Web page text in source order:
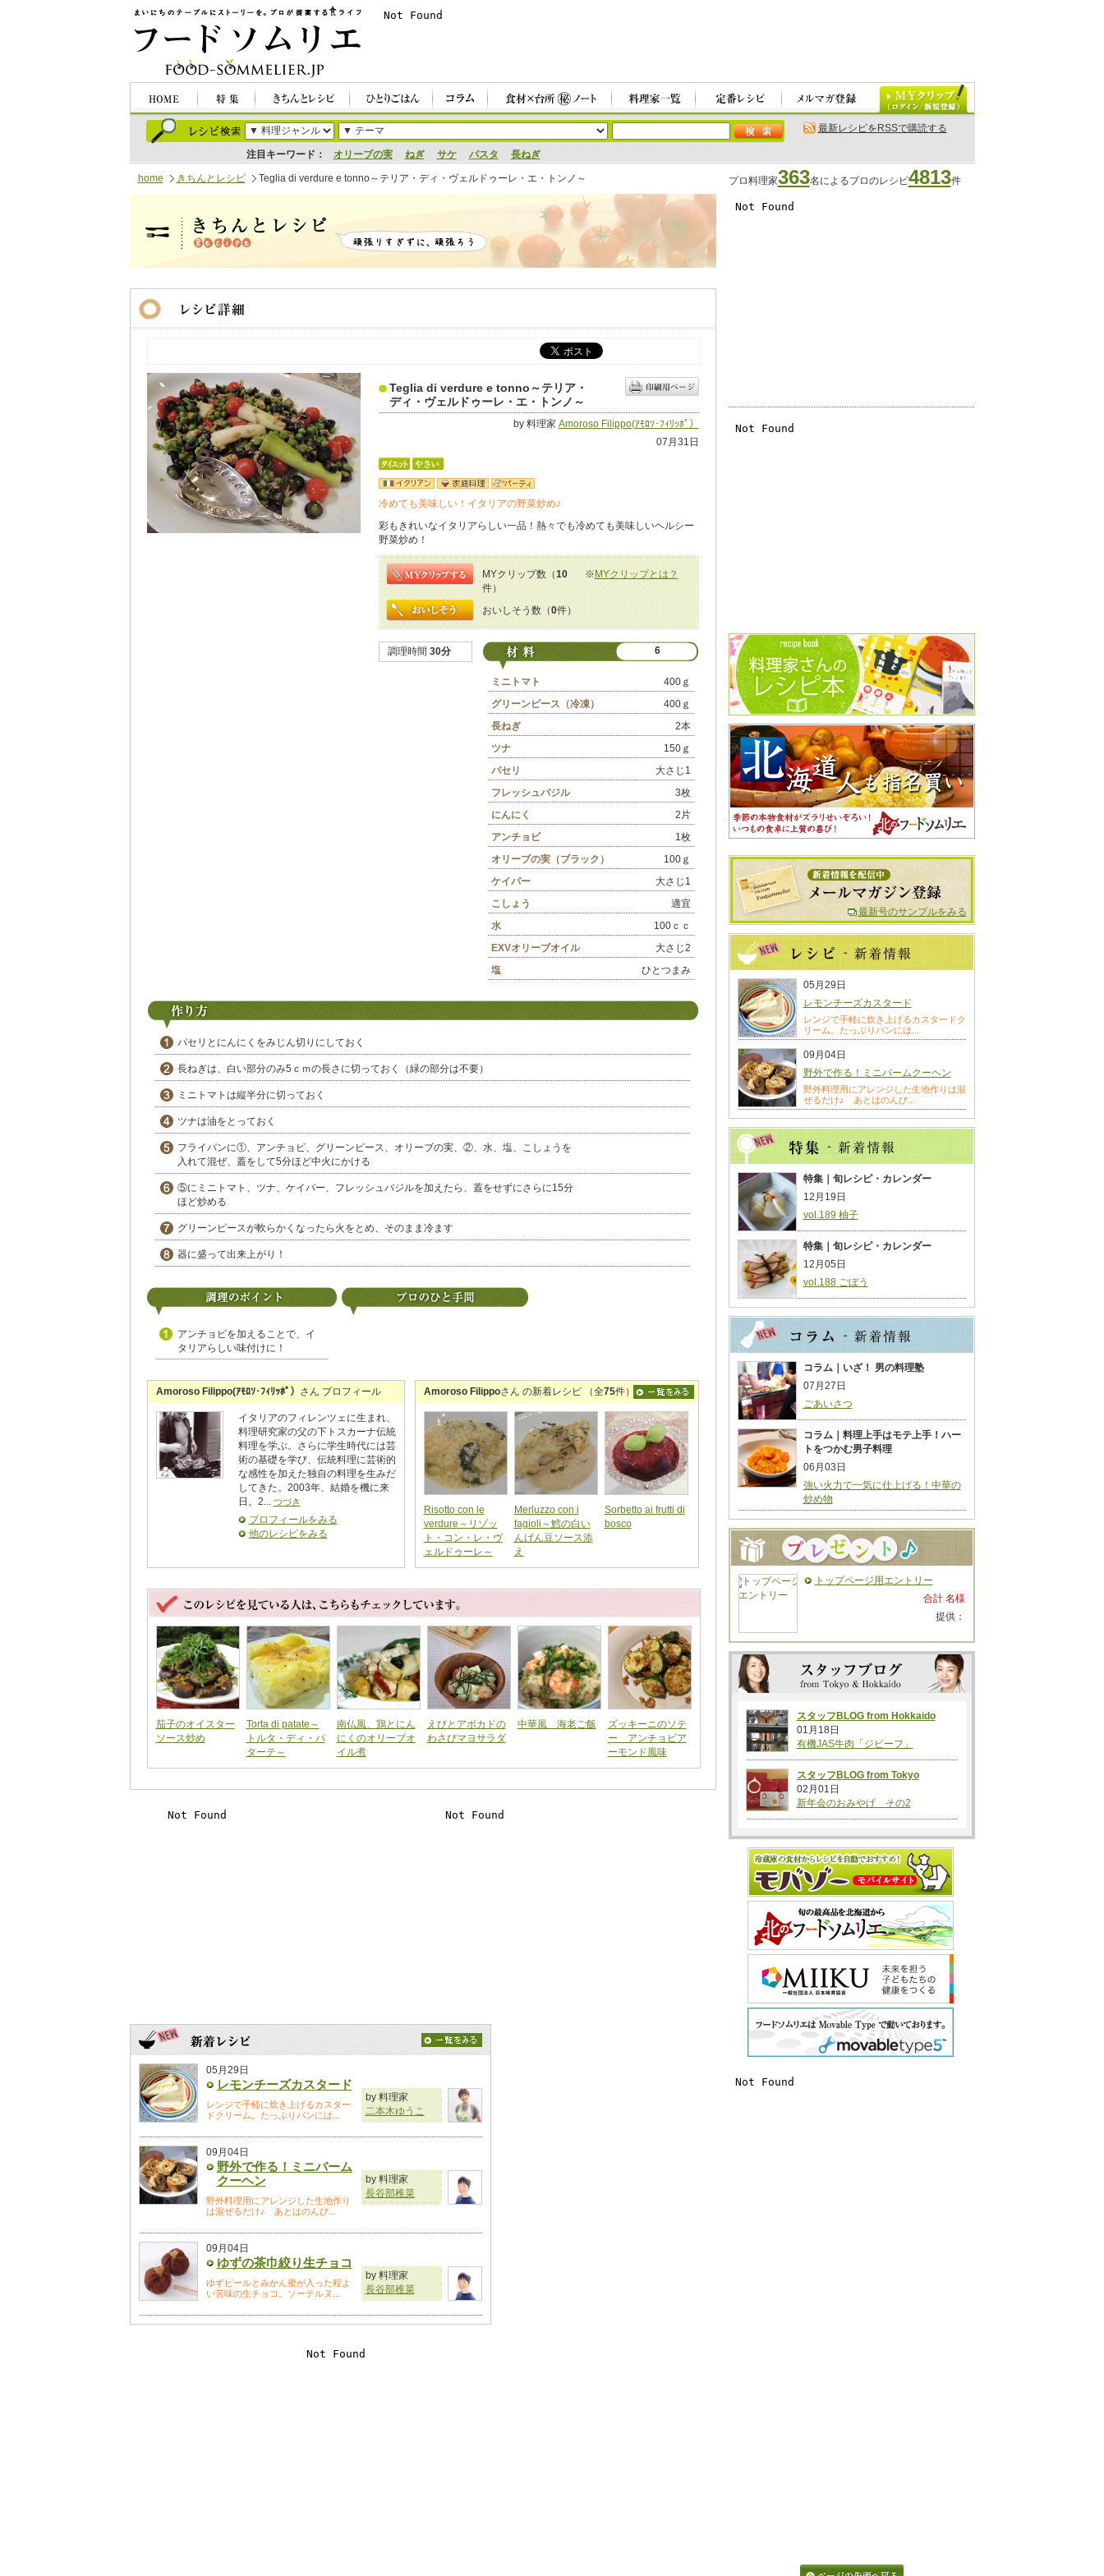
注目キーワード： オリーブの実 ねぎ サケ パスタ 長ねぎ
最新レシピをRSSで購読する
home きちんとレシピ Teglia di verdure e tonno～テリア・ディ・ヴェルドゥーレ・エ・トンノ～ プロ料理家363名によるプロのレシピ4813件
Teglia di verdure e tonno～テリア・
ディ・ヴェルドゥーレ・エ・トンノ～
by 料理家 Amoroso Filippo(ｱﾓﾛｿ･ﾌｨﾘｯﾎﾟ）
07月31日
冷めても美味しい！イタリアの野菜炒め♪
彩もきれいなイタリアらしい一品！熱々でも冷めても美味しいヘルシー
野菜炒め！
MYクリップ数（10
件）
※MYクリップとは？
おいしそう数（0件）
調理時間 30分 6
ミニトマト
400ｇ
グリーンピース（冷凍）
400ｇ
長ねぎ
2本
ツナ
150ｇ
パセリ
大さじ1
フレッシュバジル
3枚
にんにく
2片
アンチョビ
1枚
オリーブの実（ブラック）
100ｇ
ケイパー
大さじ1
こしょう
適宜
水
100ｃｃ
EXVオリーブオイル
大さじ2
塩
ひとつまみ
パセリとにんにくをみじん切りにしておく
長ねぎは、白い部分のみ5ｃｍの長さに切っておく（緑の部分は不要）
ミニトマトは縦半分に切っておく
ツナは油をとっておく
フライパンに①、アンチョビ、グリーンピース、オリーブの実、②、水、塩、こしょうを
入れて混ぜ、蓋をして5分ほど中火にかける
⑤にミニトマト、ツナ、ケイパー、フレッシュバジルを加えたら、蓋をせずにさらに15分
ほど炒める
グリーンピースが軟らかくなったら火をとめ、そのまま冷ます
器に盛って出来上がり！
アンチョビを加えることで、イ
タリアらしい味付けに！
Amoroso Filippo(ｱﾓﾛｿ･ﾌｨﾘｯﾎﾟ） さん プロフィール
イタリアのフィレンツェに生まれ、
料理研究家の父の下トスカーナ伝統
料理を学ぶ。さらに学生時代には芸
術の基礎を学び、伝統料理に芸術的
な感性を加えた独自の料理を生みだ
してきた。2003年、結婚を機に来
日。2... つづき
プロフィールをみる
他のレシピをみる
Amoroso Filippoさん の新着レシピ （全75件）
Risotto con le
verdure～リゾッ
ト・コン・レ・ヴ
ェルドゥーレ～
Merluzzo con i
fagioli～鱈の白い
んげん豆ソース添
え
Sorbetto ai frutti di
bosco
茄子のオイスター
ソース炒め
Torta di patate～
トルタ・ディ・パ
ターテ～
南仏風、鶏とにん
にくのオリーブオ
イル煮
えびとアボカドの
わさびマヨサラダ
中華風 海老ご飯
ズッキーニのソテ
ー アンチョビア
ーモンド風味
05月29日
レモンチーズカスタード
レンジで手軽に炊き上げるカスター
ドクリーム。たっぷりパンには...
by 料理家
二本木ゆうこ
09月04日
野外で作る！ミニバーム
クーヘン
野外料理用にアレンジした生地作り
は混ぜるだけ♪ あとはのんび...
by 料理家
長谷部稚菜
09月04日
ゆずの茶巾絞り生チョコ
ゆずピールとみかん蜜が入った程よ
い苦味の生チョコ。ソーテルヌ...
by 料理家
長谷部稚菜
最新号のサンプルをみる
05月29日
レモンチーズカスタード
レンジで手軽に炊き上げるカスタードク
リーム。たっぷりパンには...
09月04日
野外で作る！ミニバームクーヘン
野外料理用にアレンジした生地作りは混
ぜるだけ♪ あとはのんび...
特集｜旬レシピ・カレンダー
12月19日
vol.189 柚子
特集｜旬レシピ・カレンダー
12月05日
vol.188 ごぼう
コラム｜いざ！ 男の料理塾
07月27日
ごあいさつ
コラム｜料理上手はモテ上手！ハー
トをつかむ男子料理
06月03日
強い火力で一気に仕上げる！中華の
炒め物
トップページ用エントリー
合計 名様
提供：
スタッフBLOG from Hokkaido
01月18日
有機JAS牛肉「ジビーフ」
スタッフBLOG from Tokyo
02月01日
新年会のおみやげ その2